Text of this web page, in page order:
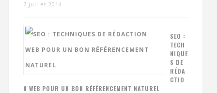
7 juillet 2014
SEO :
TECH
NIQUE
S DE
RÉDA
CTIO
N WEB POUR UN BON RÉFÉRENCEMENT NATUREL